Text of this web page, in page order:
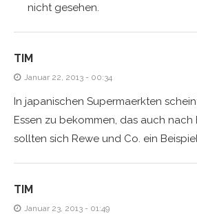
nicht gesehen.
TIM
Januar 22, 2013 - 00:34
In japanischen Supermaerkten
Essen zu bekommen, das auch nach
sollten sich Rewe und Co. ein
TIM
Januar 23, 2013 - 01:49